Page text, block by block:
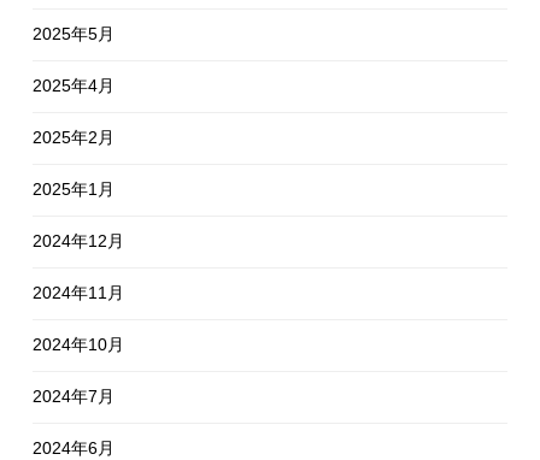
2025年5月
2025年4月
2025年2月
2025年1月
2024年12月
2024年11月
2024年10月
2024年7月
2024年6月